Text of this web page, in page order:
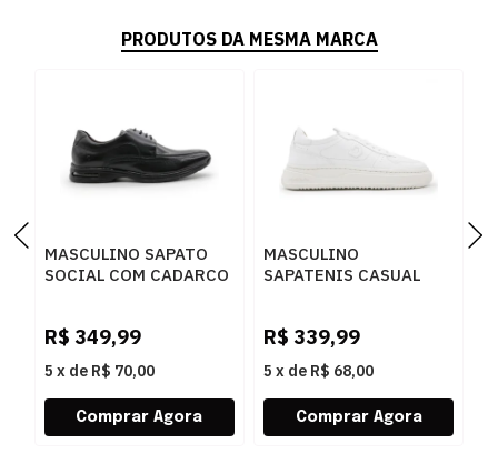
PRODUTOS DA MESMA MARCA
MASCULINO SAPATO
SOCIAL COM CADARCO
R$ 349,99
5 x de R$ 70,00
MASCULINO
SAPATENIS CASUAL
R$ 339,99
5 x de R$ 68,00